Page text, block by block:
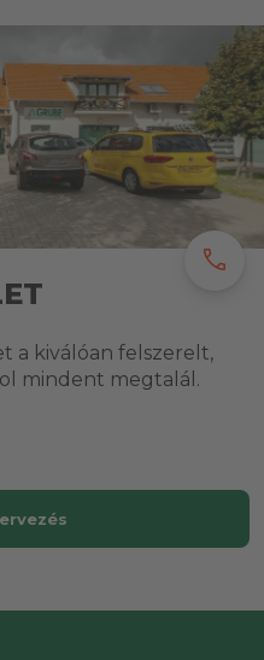
call
a kiválóan felszerelt,
mindent megtalál.